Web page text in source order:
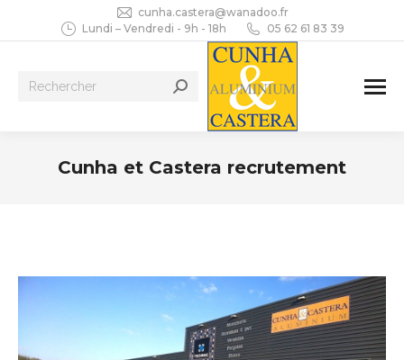
cunha.castera@wanadoo.fr
Lundi – Vendredi - 9h - 18h
05 62 61 83 39
Recherche
Cunha et Castera recrutement